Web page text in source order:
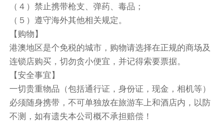
港岛、九龙半岛两岸，狮子亭和山顶公园是最佳观
赏位置。
香港杜莎夫人蜡像馆,(不含蜡像馆门票需自费200/
人）。
香港钟楼(前九广铁路钟楼)
香港星光大道是位于香港九龙尖沙咀东部的尖沙咀
海滨花园.
晚餐：自由活动（约30-40分钟）自行用餐
于导游指定的地点自由活动，（可自费升级参加夜
（４）禁止携带枪支、弹药、毒品；
（５）遵守海外其他相关规定。
【购物】
港澳地区是个免税的城市，购物请选择在正规的商场及
连锁店购买，切勿贪小便宜，并记得索要票据。
【安全事宜】
一切贵重物品（包括通行证，身份证，现金，相机等）
必须随身携带，不可单独放在旅游车上和酒店内，以防
不测，如有遗失本公司概不承担赔偿！